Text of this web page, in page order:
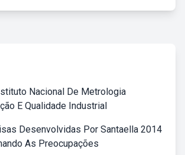
Nacional De Metrologia
E Qualidade Industrial
Desenvolvidas Por Santaella 2014
As Preocupações